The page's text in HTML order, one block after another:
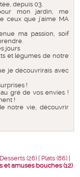
depuis 03.
mon jardin, me
ceux que j'aime MA
ma passion, soif
jours
et légumes de notre
je découvrirais avec
!
gré de vos envies !
!
notre vie, découvrir
Desserts (26) Plats (86)
et amuses bouches (12)